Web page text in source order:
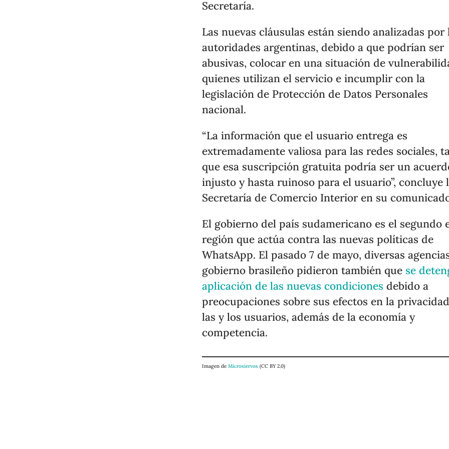
Secretaría.
Las nuevas cláusulas están siendo analizadas por
autoridades argentinas, debido a que podrían ser
abusivas, colocar en una situación de
quienes utilizan el servicio e incumplir con la
legislación de Protección de Datos Personales
nacional.
“La información que el usuario entrega es
extremadamente valiosa para las redes sociales,
que esa suscripción gratuita podría ser un
injusto y hasta ruinoso para el usuario”, concluye
Secretaría de Comercio Interior en su
El gobierno del país sudamericano es el segundo
región que actúa contra las nuevas políticas de
WhatsApp. El pasado 7 de mayo, diversas
gobierno brasileño pidieron también que se
aplicación de las nuevas condiciones debido a
preocupaciones sobre sus efectos en la
las y los usuarios, además de la economía y
competencia.
Imagen deMicrosiervos (CC BY 2.0)